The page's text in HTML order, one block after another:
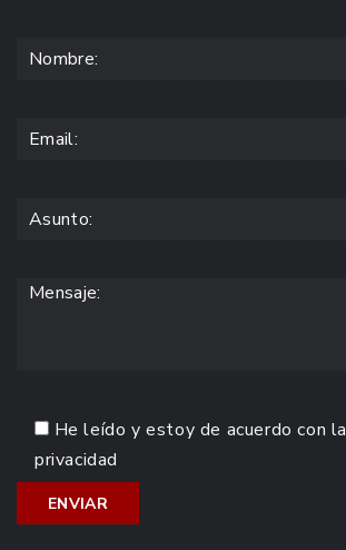
He leído y estoy de acuerdo con la
privacidad